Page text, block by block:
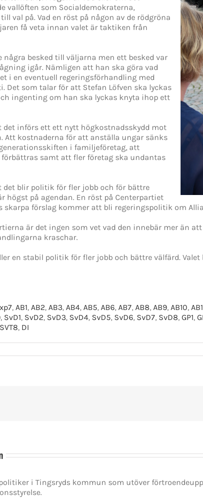
vallöften som Socialdemokraterna,
val på. Vad en röst på någon av de rödgröna
få veta innan valet är taktiken från
besked till väljarna men ett besked var
igår. Nämligen att han ska göra vad
i en eventuell regeringsförhandling med
Det som talar för att Stefan Löfven ska lyckas
ingenting om han ska lyckas knyta ihop ett
det införs ett ett nytt högkostnadsskydd mot
Att kostnaderna för att anställa ungar sänks
i familjeföretag, att
samt att fler företag ska undantas
det blir politik för fler jobb och för bättre
högst på agendan. En röst på Centerpartiet
förslag kommer att bli regeringspolitik om
är det ingen som vet vad den innebär mer än
kraschar.
en stabil politik för fler jobb och bättre välfärd. Valet
, AB1, AB2, AB3, AB4, AB5, AB6, AB7, AB8, AB9, AB10,
, SvD1, SvD2, SvD3, SvD4, SvD5, SvD6, SvD7, SvD8, GP1,
SVT8, DI
i Tingsryds kommun som utöver